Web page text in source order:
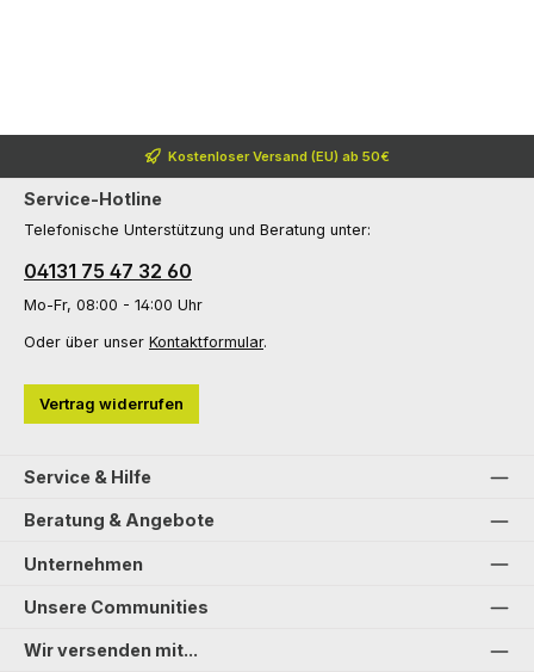
Kostenloser Versand (EU) ab 50€
Service-Hotline
Telefonische Unterstützung und Beratung unter:
04131 75 47 32 60
Mo-Fr, 08:00 - 14:00 Uhr
Oder über unser Kontaktformular.
Vertrag widerrufen
Service & Hilfe
Beratung & Angebote
Unternehmen
Unsere Communities
Wir versenden mit...